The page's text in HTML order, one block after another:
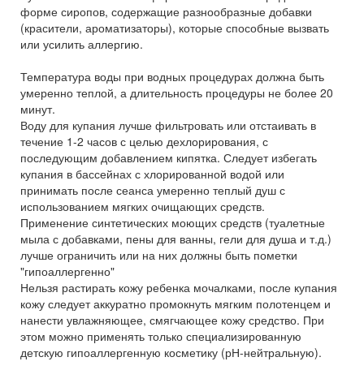
форме сиропов, содержащие разнообразные добавки
(красители, ароматизаторы), которые способные вызвать
или усилить аллергию.
Температура воды при водных процедурах должна быть
умеренно теплой, а длительность процедуры не более 20
минут.
Воду для купания лучше фильтровать или отстаивать в
течение 1-2 часов с целью дехлорирования, с
последующим добавлением кипятка. Следует избегать
купания в бассейнах с хлорированной водой или
принимать после сеанса умеренно теплый душ с
использованием мягких очищающих средств.
Применение синтетических моющих средств (туалетные
мыла с добавками, пены для ванны, гели для душа и т.д.)
лучше ограничить или на них должны быть пометки
"гипоаллергенно"
Нельзя растирать кожу ребенка мочалками, после купания
кожу следует аккуратно промокнуть мягким полотенцем и
нанести увлажняющее, смягчающее кожу средство. При
этом можно применять только специализированную
детскую гипоаллергенную косметику (рН-нейтральную).